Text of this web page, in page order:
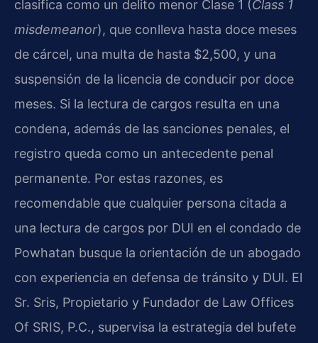
clasifica como un delito menor Clase 1 (Class 1
misdemeanor), que conlleva hasta doce meses
de cárcel, una multa de hasta $2,500, y una
suspensión de la licencia de conducir por doce
meses. Si la lectura de cargos resulta en una
condena, además de las sanciones penales, el
registro queda como un antecedente penal
permanente. Por estas razones, es
recomendable que cualquier persona citada a
una lectura de cargos por DUI en el condado de
Powhatan busque la orientación de un abogado
con experiencia en defensa de tránsito y DUI. El
Sr. Sris, Propietario y Fundador de Law Offices
Of SRIS, P.C., supervisa la estrategia del bufete